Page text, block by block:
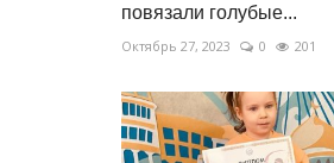
повязали голубые...
Октябрь 27, 2023 0 201